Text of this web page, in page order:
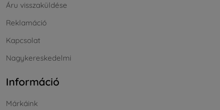
Áru visszaküldése
Reklamáció
Kapcsolat
Nagykereskedelmi
Információ
Márkáink